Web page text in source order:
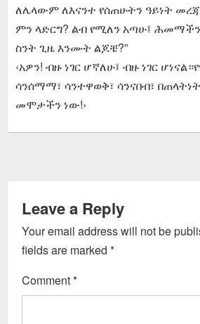
ለሌላውም ለእናንተ የሰጠሁትን ዓይነት
ምን ላድርግ? ልብ የሚለን አጣሁ፤
ስንት ጊዜ እንሙት ልጆቼ?”
‹አዎን! ብዙ ነገር ሆኛለሁ፤ ብዙ ነገር
ሳንሰማማ፣ ሳንተዋወቅ፣ ሳንናበብ፣
መሞታችን ነው!›
Leave a Reply
Your email address will not be
fields are marked*
Comment*